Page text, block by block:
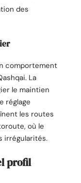
des
comportement
La
le maintien
réglage
les routes
où le
irrégularités.
profil